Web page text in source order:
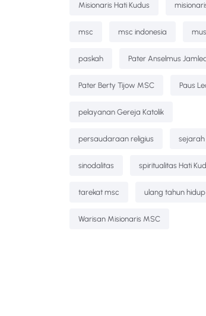
Misionaris Hati Kudus
msc msc indonesia
paskah Pater Anselmus
Pater Berty Tijow MSC Paus
pelayanan Gereja Katolik
persaudaraan religius sejarah
sinodalitas spiritualitas Hati
tarekat msc ulang tahun
Warisan Misionaris MSC